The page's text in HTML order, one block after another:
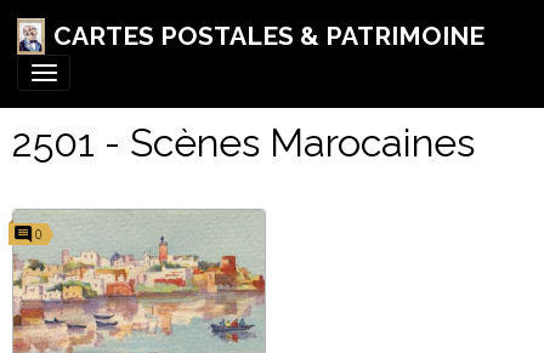
CARTES POSTALES & PATRIMOINE
2501 - Scènes Marocaines
0